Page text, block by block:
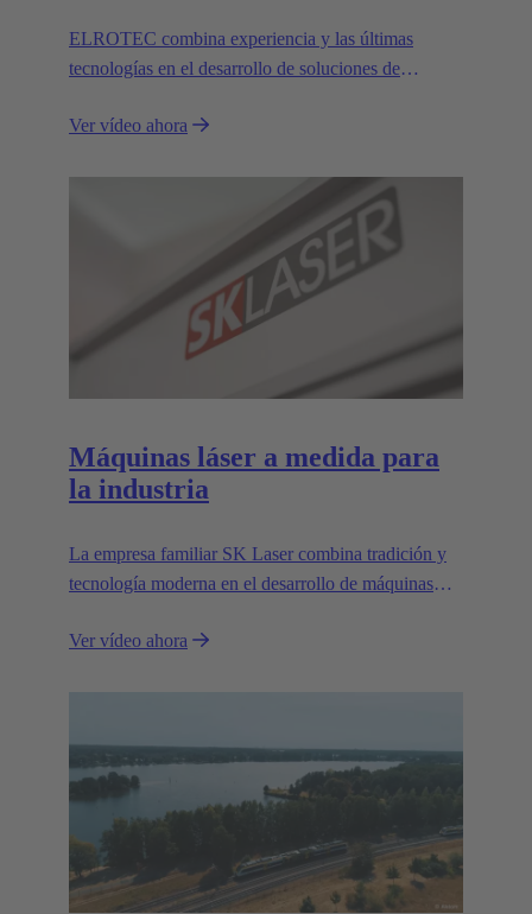
ELROTEC combina experiencia y las últimas
tecnologías en el desarrollo de soluciones de
Ver vídeo ahora
Máquinas láser a medida para
la industria
La empresa familiar SK Laser combina tradición y
tecnología moderna en el desarrollo de máquinas
exigentes.
Ver vídeo ahora